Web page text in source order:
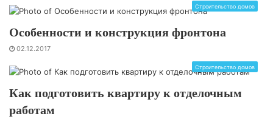
Строительство домов
Особенности и конструкция фронтона
02.12.2017
Строительство домов
Как подготовить квартиру к отделочным
работам